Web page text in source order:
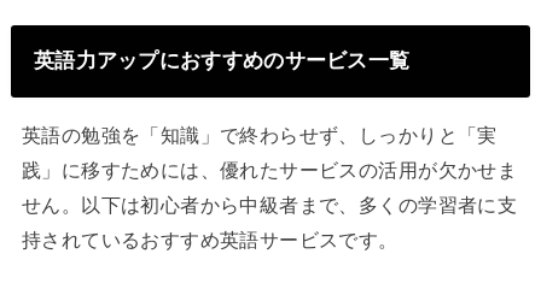
英語力アップにおすすめのサービス一覧
英語の勉強を「知識」で終わらせず、しっかりと「実
践」に移すためには、優れたサービスの活用が欠かせま
せん。以下は初心者から中級者まで、多くの学習者に支
持されているおすすめ英語サービスです。